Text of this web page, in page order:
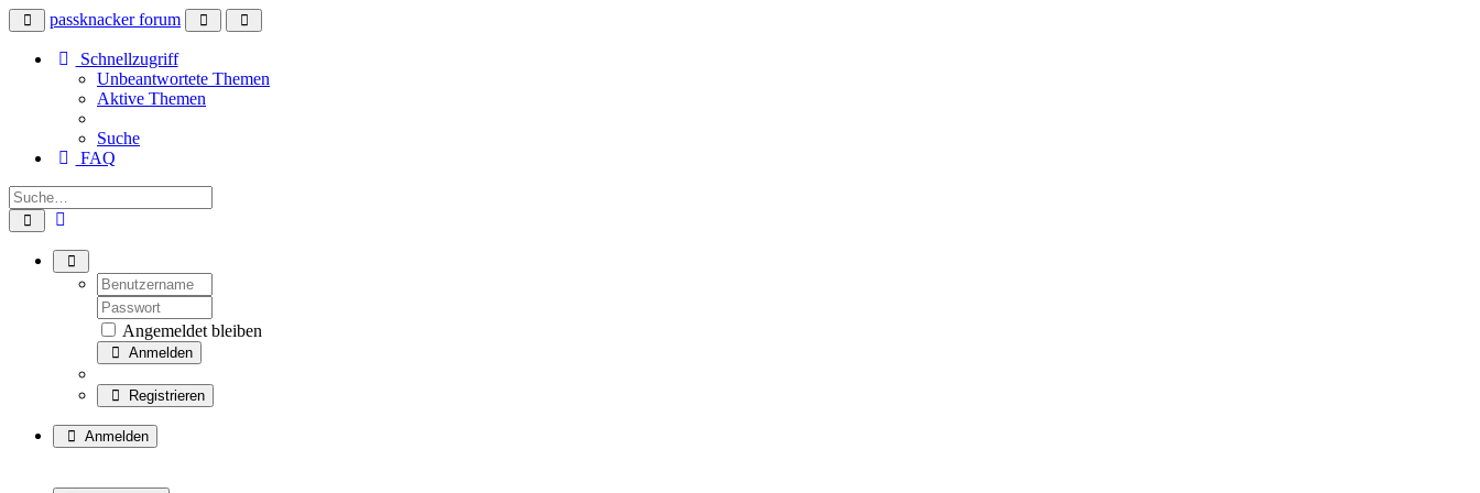
passknacker forum
Schnellzugriff
Unbeantwortete Themen
Aktive Themen
Suche
FAQ
Angemeldet bleiben
Anmelden
Registrieren
Anmelden